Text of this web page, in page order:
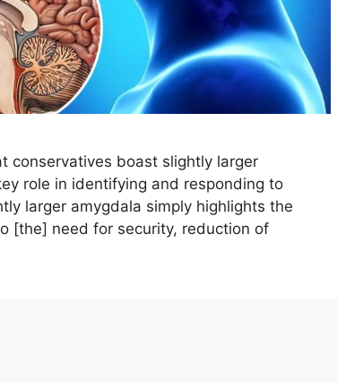
conservatives boast slightly larger
role in identifying and responding to
larger amygdala simply highlights the
[the] need for security, reduction of